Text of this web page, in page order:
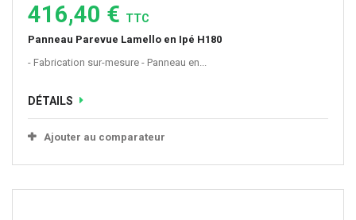
416,40 € TTC
Panneau Parevue Lamello en Ipé H180
- Fabrication sur-mesure - Panneau en...
DÉTAILS
Ajouter au comparateur